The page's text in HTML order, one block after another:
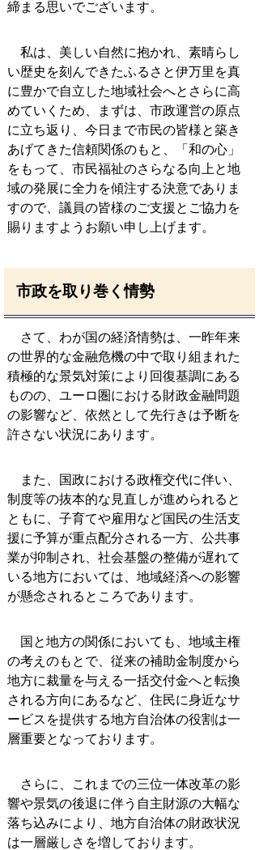
締まる思いでございます。
私は、美しい自然に抱かれ、素晴らし
い歴史を刻んできたふるさと伊万里を真
に豊かで自立した地域社会へとさらに高
めていくため、まずは、市政運営の原点
に立ち返り、今日まで市民の皆様と築き
あげてきた信頼関係のもと、「和の心」
をもって、市民福祉のさらなる向上と地
域の発展に全力を傾注する決意でありま
すので、議員の皆様のご支援とご協力を
賜りますようお願い申し上げます。
市政を取り巻く情勢
さて、わが国の経済情勢は、一昨年来
の世界的な金融危機の中で取り組まれた
積極的な景気対策により回復基調にある
ものの、ユーロ圏における財政金融問題
の影響など、依然として先行きは予断を
許さない状況にあります。
また、国政における政権交代に伴い、
制度等の抜本的な見直しが進められると
ともに、子育てや雇用など国民の生活支
援に予算が重点配分される一方、公共事
業が抑制され、社会基盤の整備が遅れて
いる地方においては、地域経済への影響
が懸念されるところであります。
国と地方の関係においても、地域主権
の考えのもとで、従来の補助金制度から
地方に裁量を与える一括交付金へと転換
される方向にあるなど、住民に身近なサ
ービスを提供する地方自治体の役割は一
層重要となっております。
さらに、これまでの三位一体改革の影
響や景気の後退に伴う自主財源の大幅な
落ち込みにより、地方自治体の財政状況
は一層厳しさを増しております。